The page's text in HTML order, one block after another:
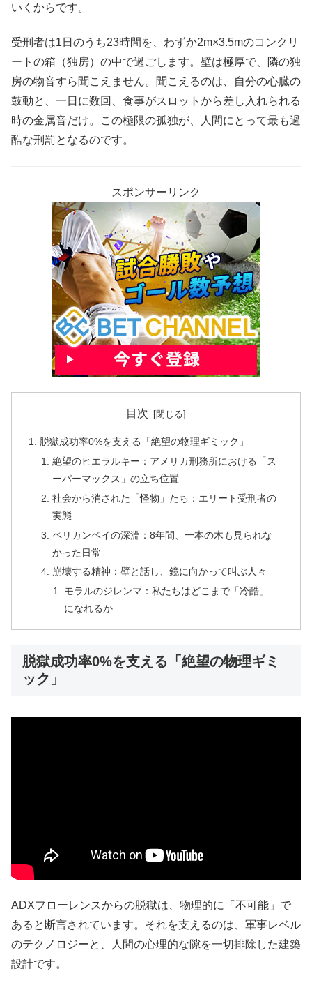
いくからです。
受刑者は1日のうち23時間を、わずか2m×3.5mのコンクリ
ートの箱（独房）の中で過ごします。壁は極厚で、隣の独
房の物音すら聞こえません。聞こえるのは、自分の心臓の
鼓動と、一日に数回、食事がスロットから差し入れられる
時の金属音だけ。この極限の孤独が、人間にとって最も過
酷な刑罰となるのです。
スポンサーリンク
目次
脱獄成功率0%を支える「絶望の物理ギミック」
絶望のヒエラルキー：アメリカ刑務所における「ス
ーパーマックス」の立ち位置
社会から消された「怪物」たち：エリート受刑者の
実態
ペリカンベイの深淵：8年間、一本の木も見られな
かった日常
崩壊する精神：壁と話し、鏡に向かって叫ぶ人々
モラルのジレンマ：私たちはどこまで「冷酷」
になれるか
脱獄成功率0%を支える「絶望の物理ギミ
ック」
ADXフローレンスからの脱獄は、物理的に「不可能」で
あると断言されています。それを支えるのは、軍事レベル
のテクノロジーと、人間の心理的な隙を一切排除した建築
設計です。